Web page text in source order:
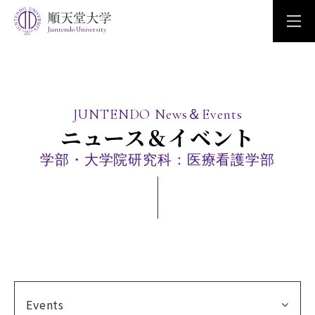
Juntendo University
JUNTENDO News＆Events
ニュース＆イベント
学部・大学院研究科：医療看護学部
Events